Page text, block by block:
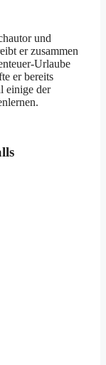
und
er zusammen
Urlaube
er bereits
einige der